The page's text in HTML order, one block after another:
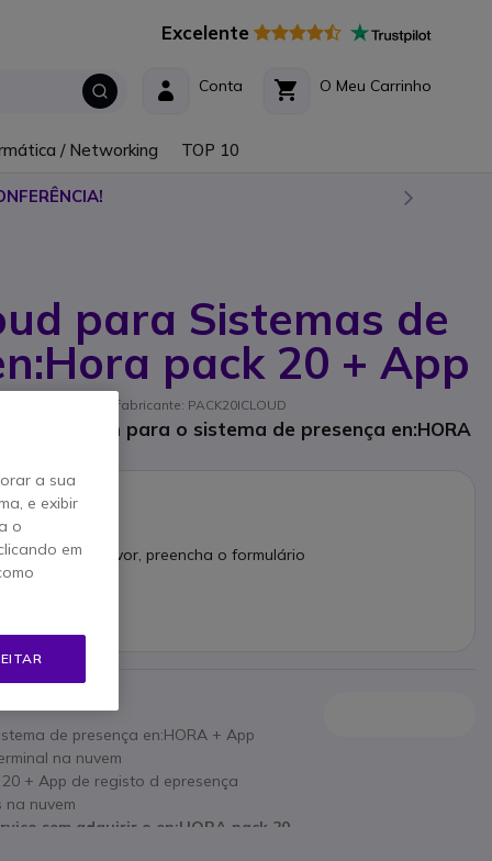
Excelente
O Meu Carrinho
Conta
/ Networking TOP 10
para Sistemas de
pack 20 + App
// Referência de fabricante: PACK20ICLOUD
na nuvem para o sistema de presença en:HORA
por favor, preencha o formulário
de presença en:HORA + App
na nuvem
+ App de registo d epresença
nuvem
sem adquirir o en:HORA pack 20
a sua
e exibir
o
em